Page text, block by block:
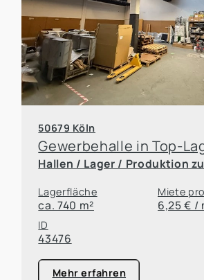
50679 Köln
Hallen / Lager / Produktion
Lagerfläche
ca. 740 m²
Miete
6,25 € /
ID
43476
Mehr erfahren